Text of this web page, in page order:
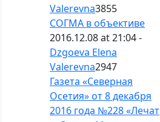
Valerevna3855
СОГМА в объективе
2016.12.08 at 21:04 -
Dzgoeva Elena
Valerevna2947
Газета «Северная
Осетия» от 8 декабря
2016 года №228 «Лечат